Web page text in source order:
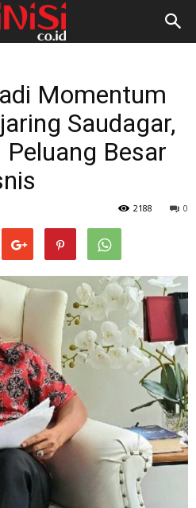
Momentum
Saudagar,
Besar
0
2188